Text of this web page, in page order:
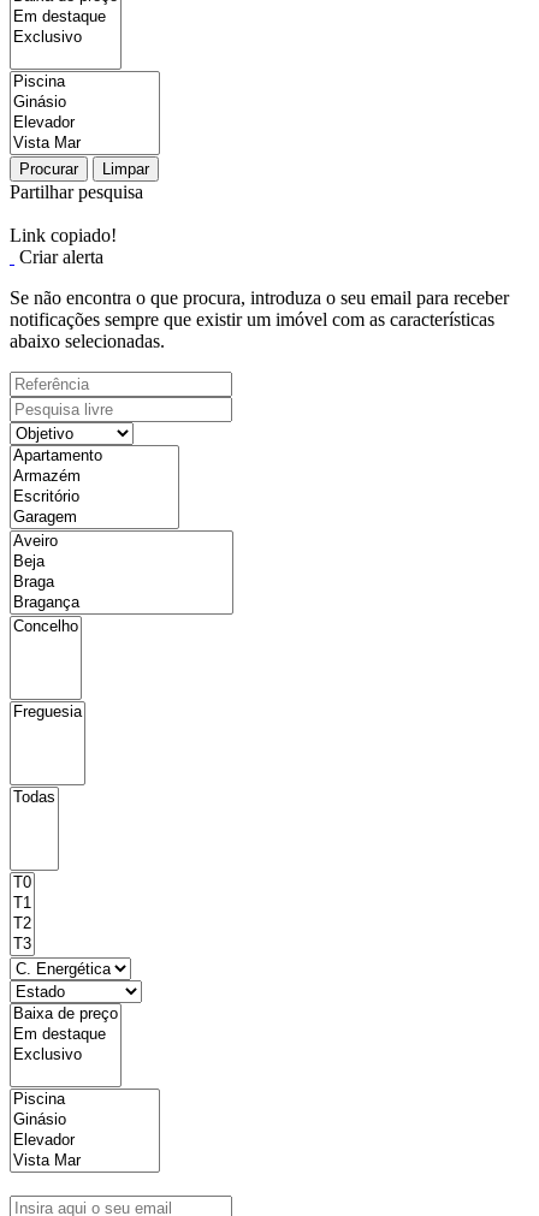
Procurar Limpar
Partilhar pesquisa
Link copiado!
Criar alerta
Se não encontra o que procura, introduza o seu email para receber
notificações sempre que existir um imóvel com as características
abaixo selecionadas.